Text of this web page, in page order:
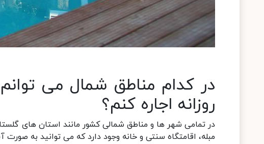
در کدام مناطق شمال می
روزانه اجاره کنم؟
در تمامی شهر ها و مناطق شمالی کشور مانند استان های
مبله، اقامتگاه سنتی و خانه وجود دارد که می توانید به صورت